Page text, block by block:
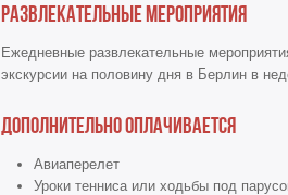
Развлекательные мероприятия
Ежедневные развлекательные
экскурсии на половину дня в Берлин в
Дополнительно оплачивается
Авиаперелет
Уроки тенниса или ходьбы под